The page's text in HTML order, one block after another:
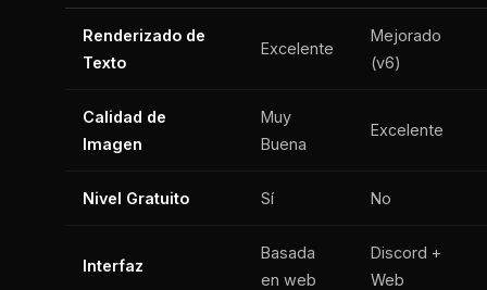
Renderizado de
Texto
Excelente
Mejorado
(v6)
Calidad de
Imagen
Muy
Buena
Excelente
Nivel Gratuito Sí No
Interfaz
Basada
en web
Discord +
Web